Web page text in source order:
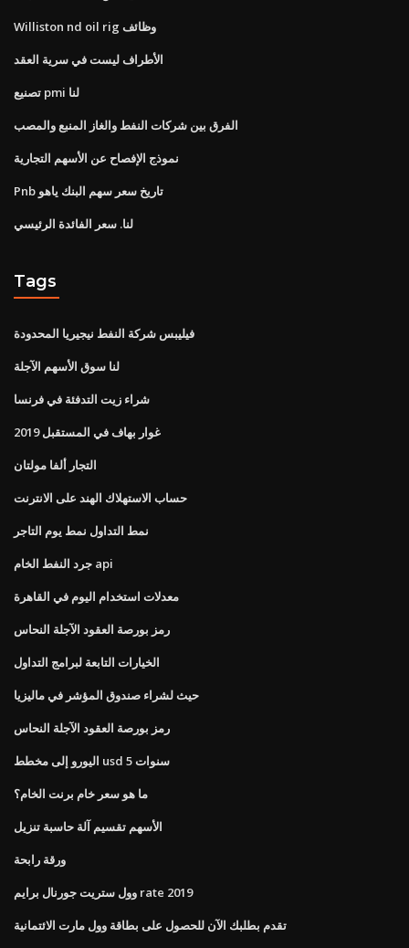
Williston nd oil rig وظائف
الأطراف ليست في سرية العقد
تصنيع pmi لنا
الفرق بين شركات النفط والغاز المنبع والمصب
نموذج الإفصاح عن الأسهم التجارية
Pnb تاريخ سعر سهم البنك ياهو
لنا. سعر الفائدة الرئيسي
Tags
فيليبس شركة النفط نيجيريا المحدودة
لنا سوق الأسهم الآجلة
شراء زيت التدفئة في فرنسا
غوار بهاف في المستقبل 2019
التجار ألفا مولتان
حساب الاستهلاك الهند على الانترنت
نمط التداول نمط يوم التاجر
جرد النفط الخام api
معدلات استخدام اليوم في القاهرة
رمز بورصة العقود الآجلة النحاس
الخيارات التابعة لبرامج التداول
حيث لشراء صندوق المؤشر في ماليزيا
رمز بورصة العقود الآجلة النحاس
اليورو إلى مخطط usd 5 سنوات
ما هو سعر خام برنت الخام؟
الأسهم تقسيم آلة حاسبة تنزيل
ورقة رابحة
وول ستريت جورنال برايم rate 2019
تقدم بطلبك الآن للحصول على بطاقة وول مارت الائتمانية